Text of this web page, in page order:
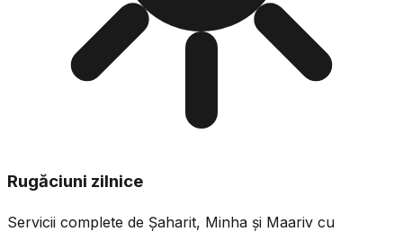
Rugăciuni zilnice
Servicii complete de Șaharit, Minha și Maariv cu